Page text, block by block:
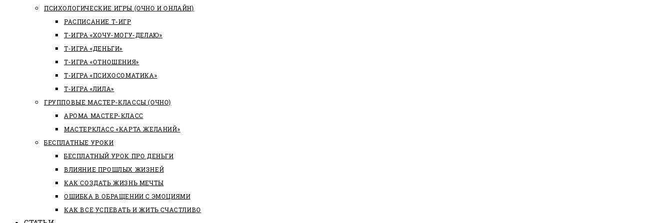
ПСИХОЛОГИЧЕСКИЕ ИГРЫ (ОЧНО И ОНЛАЙН)
РАСПИСАНИЕ Т-ИГР
Т-ИГРА «ХОЧУ-МОГУ-ДЕЛАЮ»
Т-ИГРА «ДЕНЬГИ»
Т-ИГРА «ОТНОШЕНИЯ»
Т-ИГРА «ПСИХОСОМАТИКА»
Т-ИГРА «ЛИЛА»
ГРУППОВЫЕ МАСТЕР-КЛАССЫ (ОЧНО)
АРОМА МАСТЕР-КЛАСС
МАСТЕРКЛАСС «КАРТА ЖЕЛАНИЙ»
БЕСПЛАТНЫЕ УРОКИ
БЕСПЛАТНЫЙ УРОК ПРО ДЕНЬГИ
ВЛИЯНИЕ ПРОШЛЫХ ЖИЗНЕЙ
КАК СОЗДАТЬ ЖИЗНЬ МЕЧТЫ
ОШИБКА В ОБРАЩЕНИИ С ЭМОЦИЯМИ
КАК ВСЕ УСПЕВАТЬ И ЖИТЬ СЧАСТЛИВО